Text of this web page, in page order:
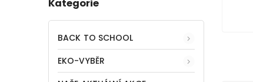
Kategorie
BACK TO SCHOOL
EKO-VYBĚR